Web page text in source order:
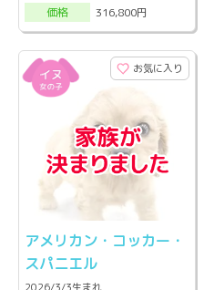
価格
316,800円
お気に入り
アメリカン・コッカー・
スパニエル